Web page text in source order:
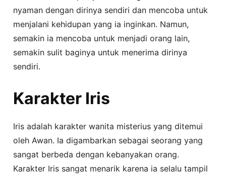
nyaman dengan dirinya sendiri dan mencoba untuk
menjalani kehidupan yang ia inginkan. Namun,
semakin ia mencoba untuk menjadi orang lain,
semakin sulit baginya untuk menerima dirinya
sendiri.
Karakter Iris
Iris adalah karakter wanita misterius yang ditemui
oleh Awan. Ia digambarkan sebagai seorang yang
sangat berbeda dengan kebanyakan orang.
Karakter Iris sangat menarik karena ia selalu tampil